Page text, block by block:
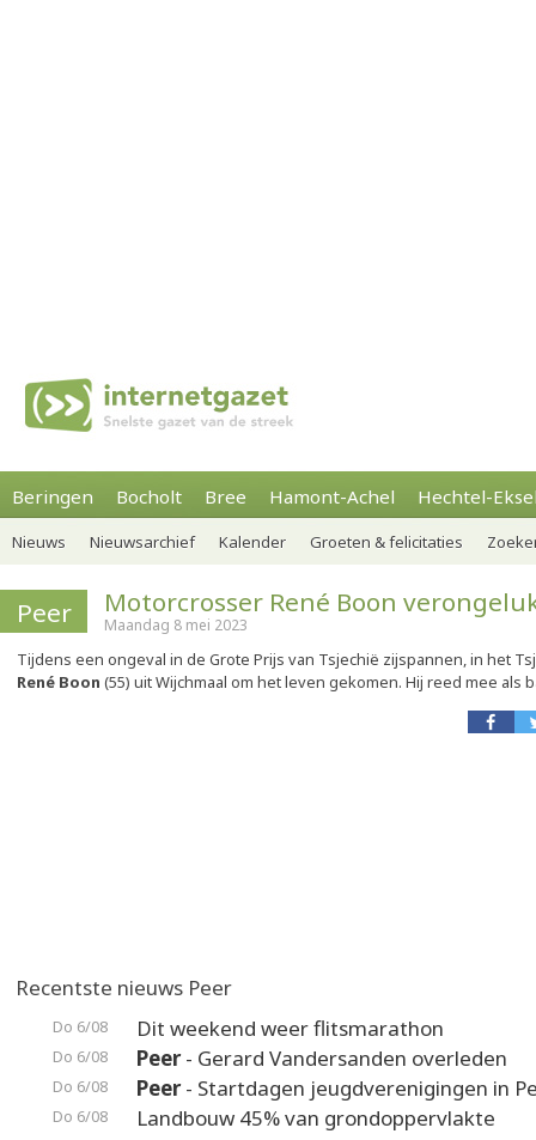
Beringen Bocholt Bree Hamont-Achel Hechtel-
Nieuws Nieuwsarchief Kalender Groeten & felicitaties
Peer Motorcrosser René Boon
Maandag 8 mei 2023
Tijdens een ongeval in de Grote Prijs van Tsjechië zijspannen, in het
René Boon (55) uit Wijchmaal om het leven gekomen. Hij reed mee als
Recentste nieuws Peer
Do 6/08 Dit weekend weer flitsmarathon
Do 6/08 Peer- Gerard Vandersanden overleden
Do 6/08 Peer- Startdagen jeugdverenigingen in
Do 6/08 Landbouw 45% van grondoppervlakte